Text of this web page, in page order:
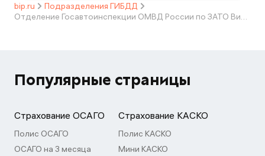
bip.ru
Подразделения ГИБДД
Отделение Госавтоинспекции ОМВД России по ЗАТО Вилючинск
Популярные страницы
Страхование ОСАГО
Полис ОСАГО
ОСАГО на 3 месяца
Страхование КАСКО
Полис КАСКО
Мини КАСКО